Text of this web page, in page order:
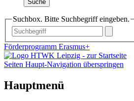
Suche
Suchbox. Bitte Suchbegriff eingeben.
Förderprogramm Erasmus+
Seiten Haupt-Navigation überspringen
Hauptmenü